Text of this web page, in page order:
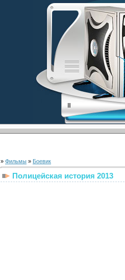
» Фильмы » Боевик
Полицейская история 2013